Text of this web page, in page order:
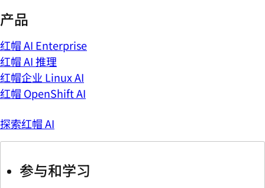
产品
红帽 AI Enterprise
红帽 AI 推理
红帽企业 Linux AI
红帽 OpenShift AI
探索红帽 AI
参与和学习